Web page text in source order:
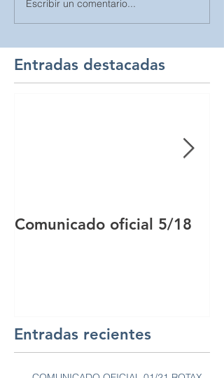
Escribir un comentario...
Entradas destacadas
Comunicado oficial 5/18
Entradas recientes